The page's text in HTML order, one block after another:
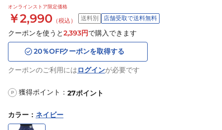
オンラインストア限定価格
￥2,990 （税込） 送料別 店舗受取で送料無料
クーポンを使うと2,393円で購入できます
20％OFFクーポンを取得する
クーポンのご利用にはログインが必要です
P 獲得ポイント： 27ポイント
カラー ： ネイビー